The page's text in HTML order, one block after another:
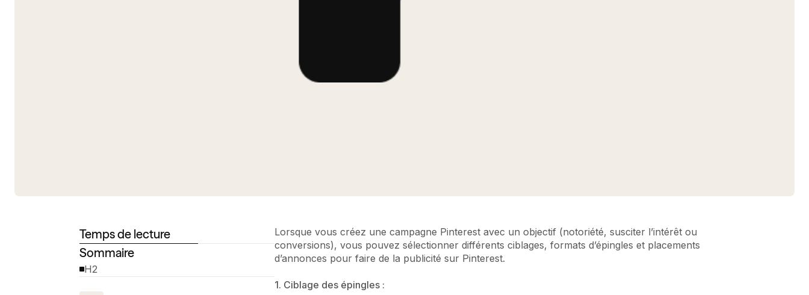
Temps de lecture
Sommaire
H2
Lorsque vous créez une campagne Pinterest avec un objectif (notoriété, susciter l’intérêt ou
conversions), vous pouvez sélectionner différents ciblages, formats d’épingles et placements
d’annonces pour faire de la publicité sur Pinterest.
1. Ciblage des épingles :